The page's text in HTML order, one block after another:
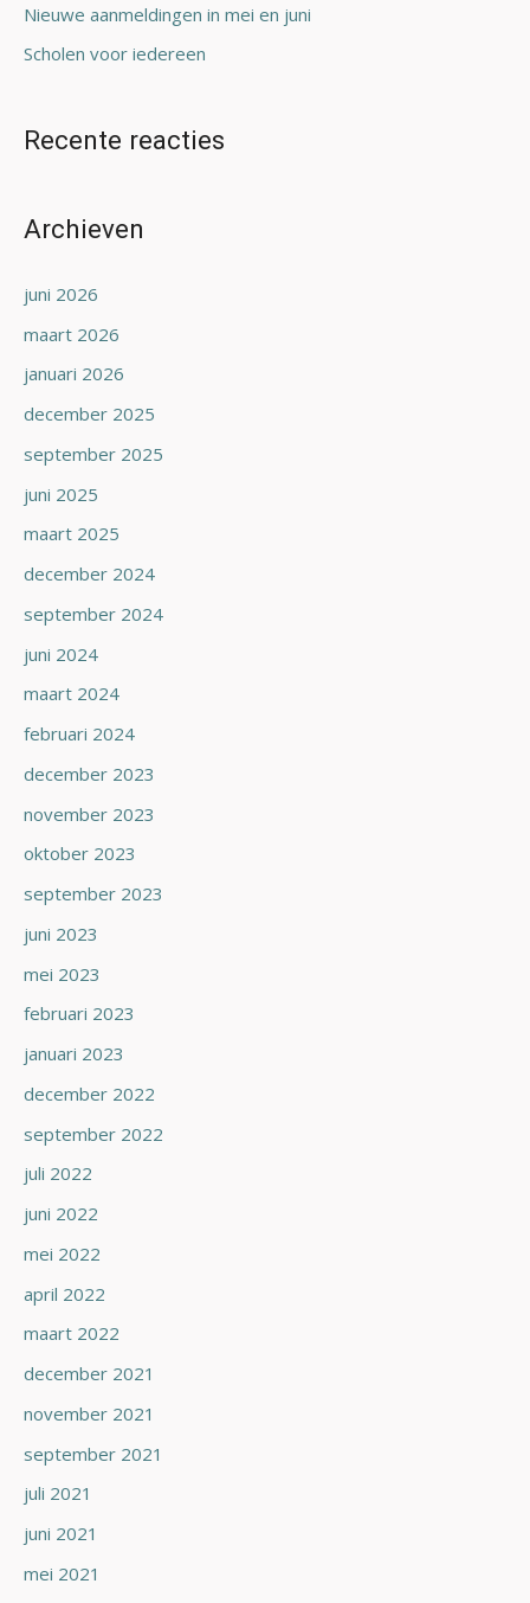
Nieuwe aanmeldingen in mei en juni
Scholen voor iedereen
Recente reacties
Archieven
juni 2026
maart 2026
januari 2026
december 2025
september 2025
juni 2025
maart 2025
december 2024
september 2024
juni 2024
maart 2024
februari 2024
december 2023
november 2023
oktober 2023
september 2023
juni 2023
mei 2023
februari 2023
januari 2023
december 2022
september 2022
juli 2022
juni 2022
mei 2022
april 2022
maart 2022
december 2021
november 2021
september 2021
juli 2021
juni 2021
mei 2021